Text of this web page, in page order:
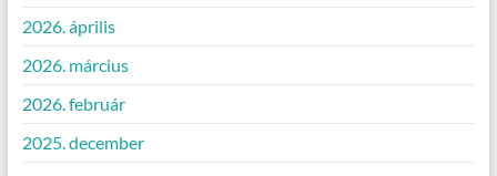
2026. április
2026. március
2026. február
2025. december